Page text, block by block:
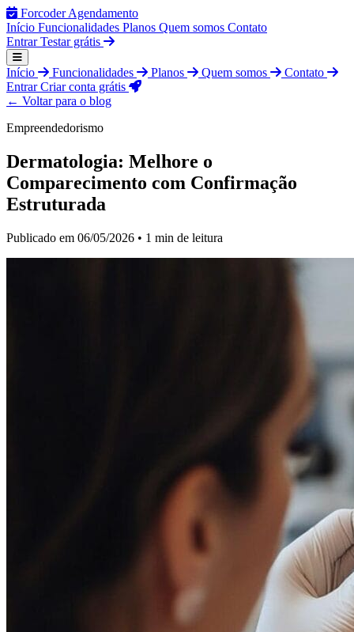
Forcoder Agendamento
Início Funcionalidades Planos Quem somos Contato
EntrarTestar grátis
Início Funcionalidades Planos Quem somos
Contato
EntrarCriar conta grátis
← Voltar para o blog
Empreendedorismo
Dermatologia: Melhore o
Comparecimento com Confirmação
Estruturada
Publicado em 06/05/2026 • 1 min de leitura